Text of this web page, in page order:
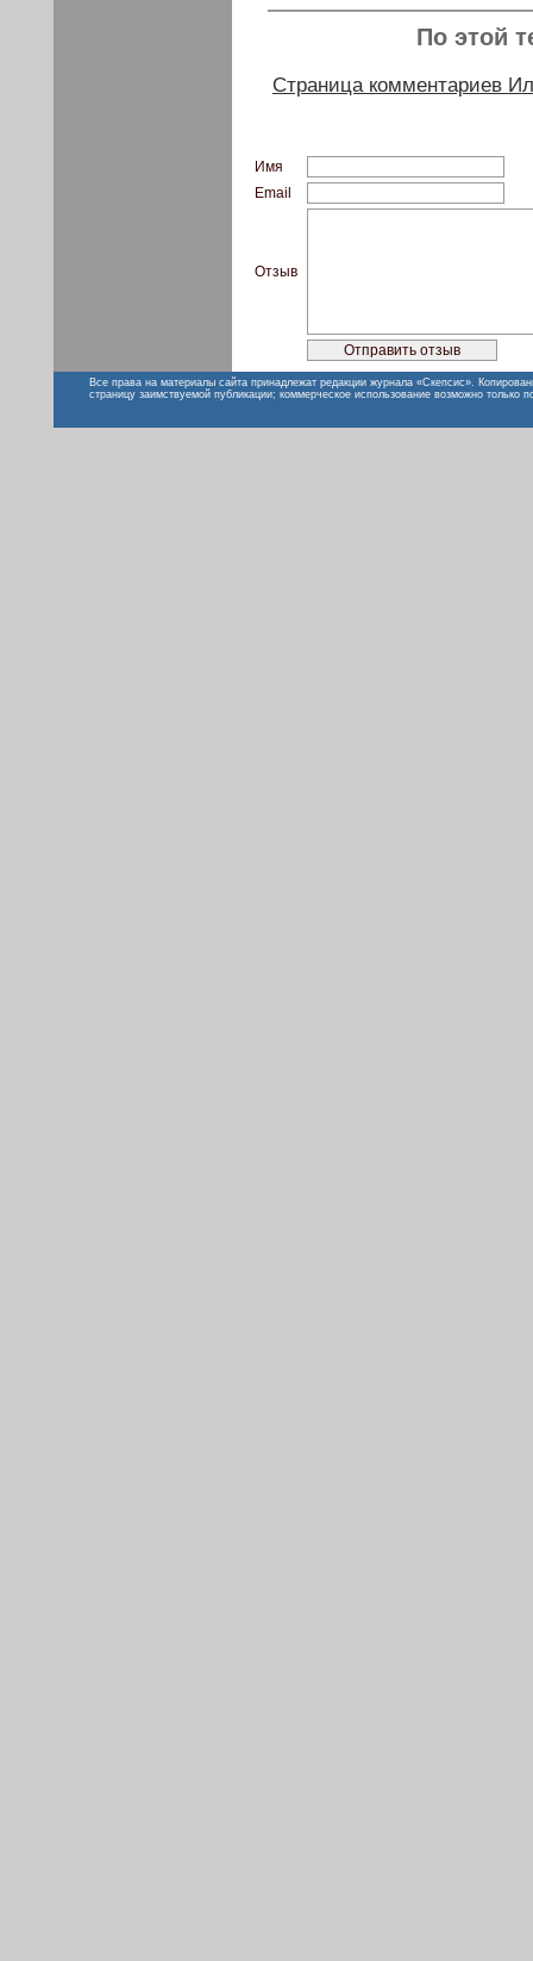
По этой
Страница комментариев
Имя
Email
Отзыв
Все права на материалы сайта принадлежат редакции журнала «Скепсис».
страницу заимствуемой публикации; коммерческое использование возможно только